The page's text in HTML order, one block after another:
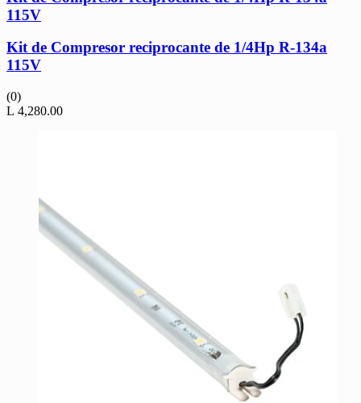
115V
Kit de Compresor reciprocante de 1/4Hp R-134a
115V
(0)
L 4,280.00